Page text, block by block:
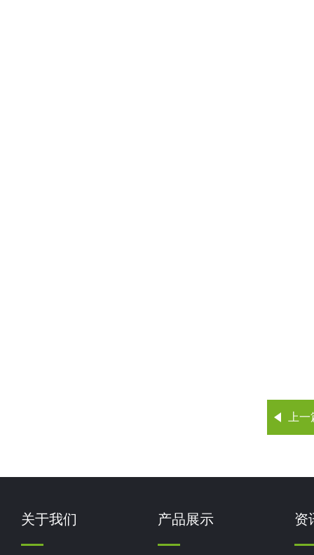
上
关于我们 产品展示 资